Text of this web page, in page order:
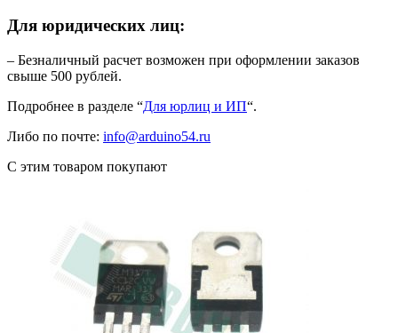
Для юридических лиц:
– Безналичный расчет возможен при оформлении заказов
свыше 500 рублей.
Подробнее в разделе “Для юрлиц и ИП“.
Либо по почте: info@arduino54.ru
С этим товаром покупают